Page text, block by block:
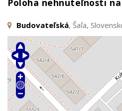
Poloha nehnuteľnosti
Budovateľská, Šaľa,